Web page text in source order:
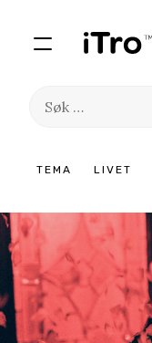
TEMA LIVET
Søk
innhold